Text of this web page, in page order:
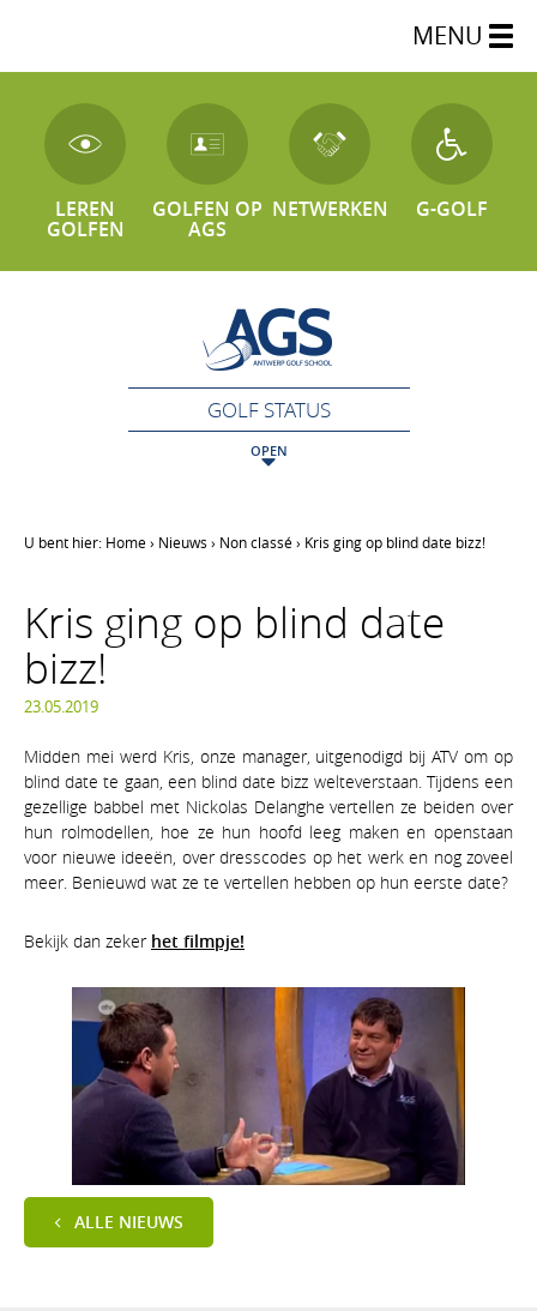
MENU
LEREN
GOLFEN
GOLFEN OP
AGS
NETWERKEN G-GOLF
GOLF STATUS
OPEN
U bent hier: Home› Nieuws › Non classé› Kris ging op blind date bizz!
Kris ging op blind date
bizz!
23.05.2019
Midden mei werd Kris, onze manager, uitgenodigd bij ATV om op
blind date te gaan, een blind date bizz welteverstaan. Tijdens een
gezellige babbel met Nickolas Delanghe vertellen ze beiden over
hun rolmodellen, hoe ze hun hoofd leeg maken en openstaan
voor nieuwe ideeën, over dresscodes op het werk en nog zoveel
meer. Benieuwd wat ze te vertellen hebben op hun eerste date?
Bekijk dan zeker het filmpje!
ALLE NIEUWS